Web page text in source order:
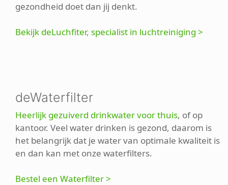
gezondheid doet dan jij denkt.
Bekijk deLuchfiter, specialist in luchtreiniging >
deWaterfilter
Heerlijk gezuiverd drinkwater voor thuis, of op
kantoor. Veel water drinken is gezond, daarom is
het belangrijk dat je water van optimale kwaliteit is
en dan kan met onze waterfilters.
Bestel een Waterfilter >